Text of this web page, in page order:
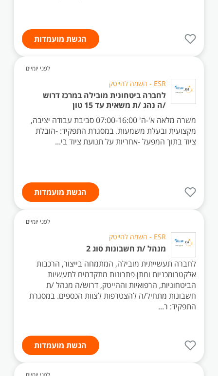
הגשת מועמדות
לפני יומיים
ESR - השמה להייטק
לחברה ביטחונית מובילה במרכז דרוש
/ה נהג /ת משאית עד 15 טון
משרה מלאה א'-ה' 07:00-16:00 סביבת עבודה יציבה,
מקצועית ובעלת משמעות. במסגרת התפקיד: -הובלת
ציוד בתוך המפעל -אחריות על תנועת ציוד בי...
הגשת מועמדות
לפני יומיים
ESR - השמה להייטק
מנהל /ת חשבונות סוג 2
לחברה תעשייתית מובילה, המתמחה בייצור, הרכבות
אלקטרומכניות ומתן פתרונות מתקדמים לתעשיות
הביטחוניות, הרפואיות וההייטק, דרוש/ה מנהל /ת
חשבונות מתחיל/ה להצטרפות לצוות הכספים. במסגרת
התפקיד: ר...
הגשת מועמדות